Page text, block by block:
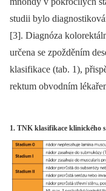
studii bylo
[3]. Diagnóza
určena se zpožděním
klasifikace (tab. 1),
rektum obvodním
1. TNK klasifikace klinického